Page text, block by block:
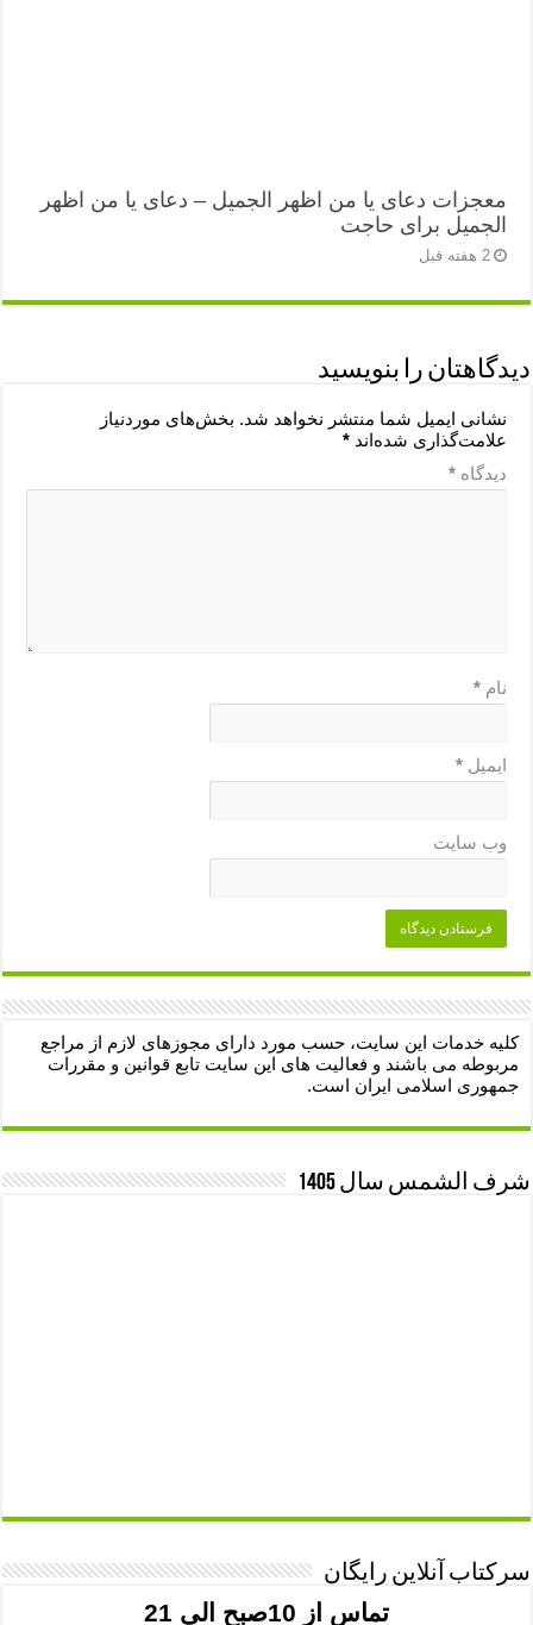
معجزات دعای یا من اظهر الجمیل – دعای یا من اظهر
الجمیل برای حاجت
2 هفته قبل
دیدگاهتان را بنویسید
نشانی ایمیل شما منتشر نخواهد شد. بخش‌های موردنیاز
علامت‌گذاری شده‌اند*
دیدگاه*
نام*
ایمیل*
وب‌ سایت
کلیه خدمات این سایت، حسب مورد دارای مجوزهای لازم از مراجع
مربوطه می باشند و فعالیت های این سایت تابع قوانین و مقررات
جمهوری اسلامی ایران است.
شرف الشمس سال 1405
سرکتاب آنلاین رایگان
تماس از 10صبح الی 21